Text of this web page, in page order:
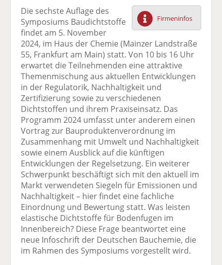
F
ac
e
b
o
o
k
te
il
e
n
tt
er
n
Li
n
k
e
di
n
te
n
E
m
ai
l
v
er
se
n
n
ck
e
n
Firmeninfos
Die sechste Auflage des
Symposiums Baudichtstoffe
findet am 5. November
2024, im Haus der Chemie (Mainzer Landstraße
55, Frankfurt am Main) statt. Von 10 bis 16 Uhr
erwartet die Teilnehmenden eine attraktive
Themenmischung aus aktuellen Entwicklungen
in der Regulatorik, Nachhaltigkeit und
Zertifizierung sowie zu verschiedenen
Dichtstoffen und ihrem Praxiseinsatz. Das
Programm 2024 umfasst unter anderem einen
Vortrag zur Bauproduktenverordnung im
Zusammenhang mit Umwelt und Nachhaltigkeit
sowie einem Ausblick auf die künftigen
Entwicklungen der Regelsetzung. Ein weiterer
Schwerpunkt beschäftigt sich mit den aktuell im
Markt verwendeten Siegeln für Emissionen und
Nachhaltigkeit – hier findet eine fachliche
Einordnung und Bewertung statt. Was leisten
elastische Dichtstoffe für Bodenfugen im
Innenbereich? Diese Frage beantwortet eine
neue Infoschrift der Deutschen Bauchemie, die
im Rahmen des Symposiums vorgestellt wird.